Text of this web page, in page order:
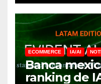
ECOMMERCE IA/AI
Banca
ranking de